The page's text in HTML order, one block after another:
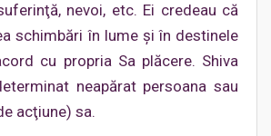
nevoi, etc. Ei credeau că
schimbări în lume şi în destinele
cu propria Sa plăcere. Shiva
neapărat persoana sau
acţiune) sa.